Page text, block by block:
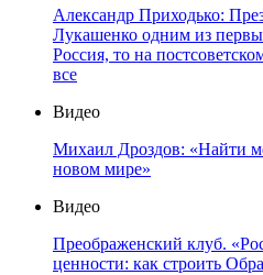
Александр Приходько:
Лукашенко одним из
Россия, то на
все
Видео
Михаил Дроздов: «Найти
новом мире»
Видео
Преображенский клуб.
ценности: как строить